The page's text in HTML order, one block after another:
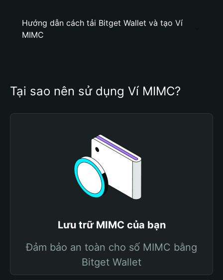
Hướng dẫn cách tải Bitget Wallet và tạo Ví
MIMC
Tại sao nên sử dụng Ví MIMC?
Lưu trữ MIMC của bạn
Đảm bảo an toàn cho số MIMC bằng
Bitget Wallet